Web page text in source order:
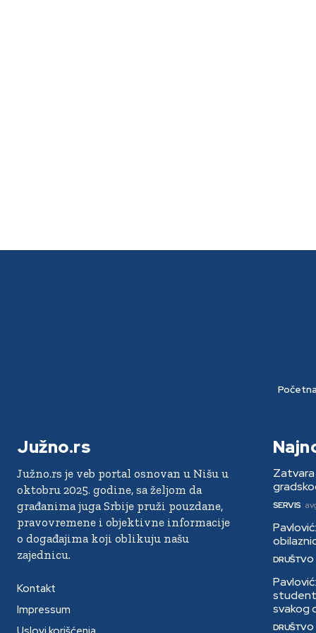
Početna
Južno.rs
Južno.rs je veb portal osnovan u Nišu u
oktobru 2025. godine, sa željom da
građanima juga Srbije pruži pouzdane,
pravovremene i objektivne informacije
o događajima koji oblikuju našu
zajednicu.
Kontakt
Impressum
Zatvara
SERVIS
DRUŠTVO
svakog
DRUŠTVO